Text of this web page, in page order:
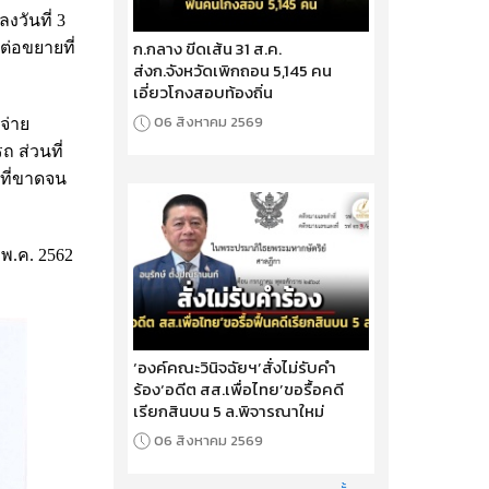
งวันที่ 3
อขยายที่
าย
ถ ส่วนที่
ที่ขาดจน
.ค. 2562
ก.กลาง ขีดเส้น 31 ส.ค.
ส่งก.จังหวัดเพิกถอน 5,145 คน
เอี่ยวโกงสอบท้องถิ่น
06 สิงหาคม 2569
‘องค์คณะวินิจฉัยฯ’สั่งไม่รับคำ
ร้อง‘อดีต สส.เพื่อไทย’ขอรื้อคดี
เรียกสินบน 5 ล.พิจารณาใหม่
06 สิงหาคม 2569